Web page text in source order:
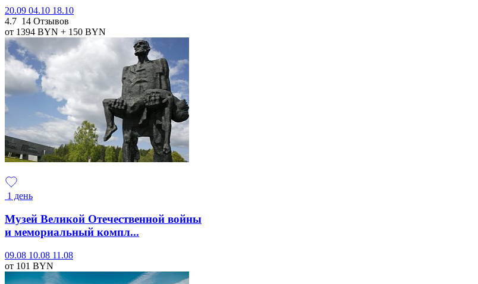
20.09 04.10 18.10
4.7 14 Отзывов
от 1394 BYN + 150 BYN
1 день
Музей Великой Отечественной войны
и мемориальный компл...
09.08 10.08 11.08
от 101 BYN